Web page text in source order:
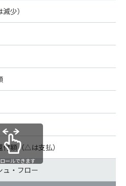
少）
額（△は支払）
ュ・フロー
ールできます